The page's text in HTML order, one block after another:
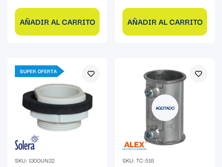
AÑADIR AL CARRITO AÑADIR AL CARRITO
SUPER OFERTA
SKU: 1300UN32
AGOTADO
SKU: TC-518